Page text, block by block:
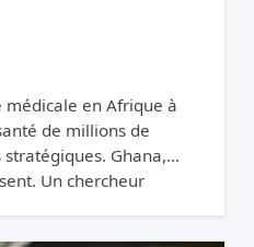
médicale en Afrique à
de millions de
Ghana,
Un chercheur